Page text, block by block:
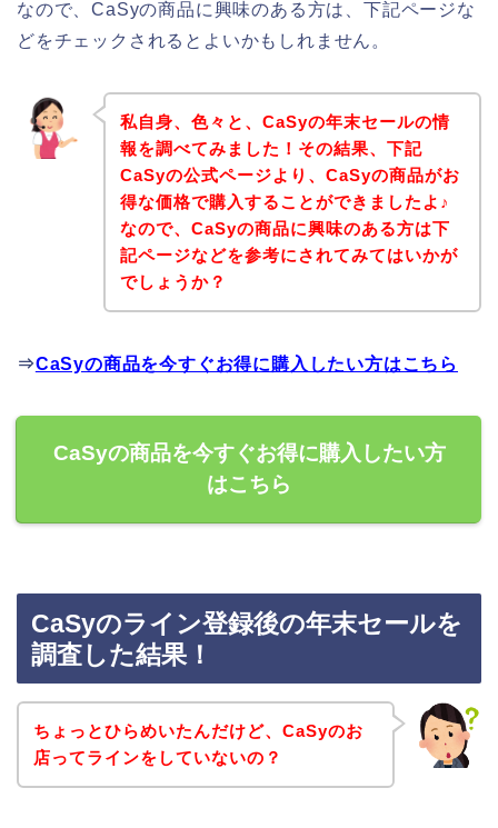
なので、CaSyの商品に興味のある方は、下記ページな
どをチェックされるとよいかもしれません。
私自身、色々と、CaSyの年末セールの情
報を調べてみました！その結果、下記
CaSyの公式ページより、CaSyの商品がお
得な価格で購入することができましたよ♪
なので、CaSyの商品に興味のある方は下
記ページなどを参考にされてみてはいかが
でしょうか？
⇒CaSyの商品を今すぐお得に購入したい方はこちら
CaSyの商品を今すぐお得に購入したい方
はこちら
CaSyのライン登録後の年末セールを
調査した結果！
ちょっとひらめいたんだけど、CaSyのお
店ってラインをしていないの？